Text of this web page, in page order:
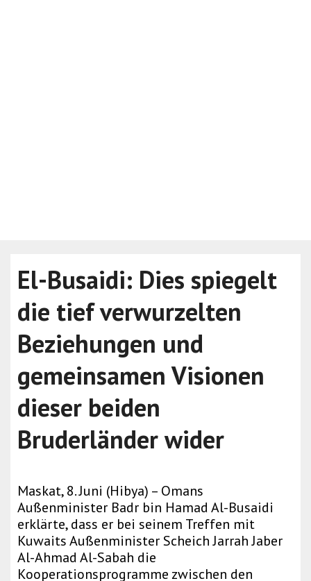
El-Busaidi: Dies spiegelt
die tief verwurzelten
Beziehungen und
gemeinsamen Visionen
dieser beiden
Bruderländer wider
Maskat, 8. Juni (Hibya) – Omans
Außenminister Badr bin Hamad Al-Busaidi
erklärte, dass er bei seinem Treffen mit
Kuwaits Außenminister Scheich Jarrah Jaber
Al-Ahmad Al-Sabah die
Kooperationsprogramme zwischen den